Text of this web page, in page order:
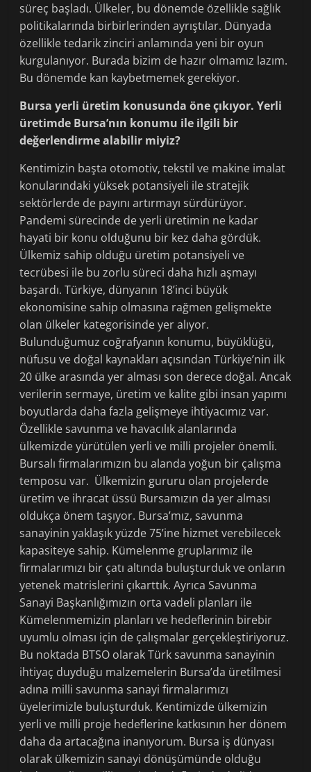
süreç başladı. Ülkeler, bu dönemde özellikle sağlık
politikalarında birbirlerinden ayrıştılar. Dünyada
özellikle tedarik zinciri anlamında yeni bir oyun
kurgulanıyor. Burada bizim de hazır olmamız lazım.
Bu dönemde kan kaybetmemek gerekiyor.
Bursa yerli üretim konusunda öne çıkıyor. Yerli
üretimde Bursa’nın konumu ile ilgili bir
değerlendirme alabilir miyiz?
Kentimizin başta otomotiv, tekstil ve makine imalat
konularındaki yüksek potansiyeli ile stratejik
sektörlerde de payını artırmayı sürdürüyor.
Pandemi sürecinde de yerli üretimin ne kadar
hayati bir konu olduğunu bir kez daha gördük.
Ülkemiz sahip olduğu üretim potansiyeli ve
tecrübesi ile bu zorlu süreci daha hızlı aşmayı
başardı. Türkiye, dünyanın 18’inci büyük
ekonomisine sahip olmasına rağmen gelişmekte
olan ülkeler kategorisinde yer alıyor.
Bulunduğumuz coğrafyanın konumu, büyüklüğü,
nüfusu ve doğal kaynakları açısından Türkiye’nin ilk
20 ülke arasında yer alması son derece doğal. Ancak
verilerin sermaye, üretim ve kalite gibi insan yapımı
boyutlarda daha fazla gelişmeye ihtiyacımız var.
Özellikle savunma ve havacılık alanlarında
ülkemizde yürütülen yerli ve milli projeler önemli.
Bursalı firmalarımızın bu alanda yoğun bir çalışma
temposu var. Ülkemizin gururu olan projelerde
üretim ve ihracat üssü Bursamızın da yer alması
oldukça önem taşıyor. Bursa’mız, savunma
sanayinin yaklaşık yüzde 75’ine hizmet verebilecek
kapasiteye sahip. Kümelenme gruplarımız ile
firmalarımızı bir çatı altında buluşturduk ve onların
yetenek matrislerini çıkarttık. Ayrıca Savunma
Sanayi Başkanlığımızın orta vadeli planları ile
Kümelenmemizin planları ve hedeflerinin birebir
uyumlu olması için de çalışmalar gerçekleştiriyoruz.
Bu noktada BTSO olarak Türk savunma sanayinin
ihtiyaç duyduğu malzemelerin Bursa’da üretilmesi
adına milli savunma sanayi firmalarımızı
üyelerimizle buluşturduk. Kentimizde ülkemizin
yerli ve milli proje hedeflerine katkısının her dönem
daha da artacağına inanıyorum. Bursa iş dünyası
olarak ülkemizin sanayi dönüşümünde olduğu